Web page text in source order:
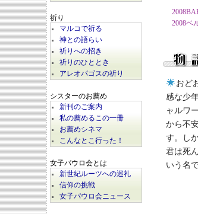
祈り
マルコで祈る
神との語らい
祈りへの招き
祈りのひととき
アレオパゴスの祈り
シスターのお薦め
新刊のご案内
私の薦めるこの一冊
お薦めシネマ
こんなとこ行った！
女子パウロ会とは
新世紀ルーツへの巡礼
信仰の挑戦
女子パウロ会ニュース
2008ベ
おど
感な少
ャルワ
から不
す。し
君は死
いう名